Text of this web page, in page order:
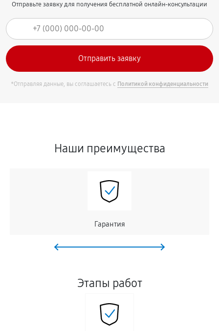
Отправьте заявку для получения бесплатной онлайн-консультации
*Отправляя данные, вы соглашаетесь с Политикой конфиденциальности
Наши преимущества
Гарантия
Этапы работ